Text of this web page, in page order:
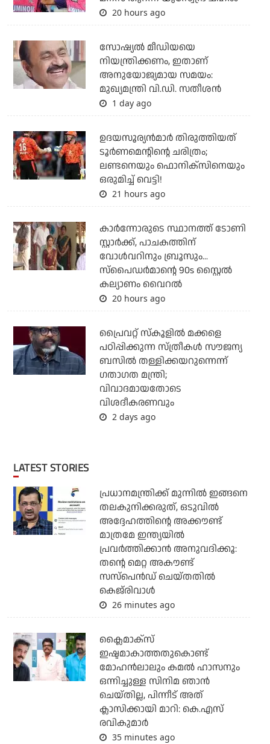
20 hours ago
സോഷ്യല്‍ മീഡിയയെ
നിയന്ത്രിക്കണം, ഇതാണ്
അനുയോജ്യമായ സമയം:
മുഖ്യമന്ത്രി വി.ഡി. സതീശന്‍
1 day ago
ഉദയസൂര്യന്‍മാര്‍ തിരുത്തിയത്
ടൂര്‍ണമെന്റിന്റെ ചരിത്രം;
ലണ്ടനെയും ഫൊനിക്‌സിനെയും
ഒരുമിച്ച് വെട്ടി!
21 hours ago
കാര്‍ന്നോരുടെ സ്ഥാനത്ത് ടോണി
സ്റ്റാര്‍ക്ക്, പാചകത്തിന്
വോള്‍വറിനും ബ്രൂസും...
സ്‌പൈഡര്‍മാന്റെ 90s സ്റ്റൈല്‍
കല്യാണം വൈറല്‍
20 hours ago
പ്രൈവറ്റ് സ്‌കൂളില്‍ മക്കളെ
പഠിപ്പിക്കുന്ന സ്ത്രീകള്‍ സൗജന്യ
ബസില്‍ തള്ളിക്കയറുന്നെന്ന്
ഗതാഗത മന്ത്രി;
വിവാദമായതോടെ
വിശദീകരണവും
2 days ago
LATEST STORIES
പ്രധാനമന്ത്രിക്ക് മുന്നില്‍ ഇങ്ങനെ
തലകുനിക്കരുത്, ഒടുവില്‍
അദ്ദേഹത്തിന്റെ അക്കൗണ്ട്
മാത്രമേ ഇന്ത്യയില്‍
പ്രവര്‍ത്തിക്കാന്‍ അനുവദിക്കൂ:
തന്റെ മെറ്റ അകൗണ്ട്
സസ്‌പെന്‍ഡ് ചെയ്തതില്‍
കെജ്‌രിവാള്‍
26 minutes ago
ക്ലൈമാക്‌സ്
ഇഷ്ടമാകാത്തതുകൊണ്ട്
മോഹന്‍ലാലും കമല്‍ ഹാസനും
ഒന്നിച്ചുള്ള സിനിമ ഞാന്‍
ചെയ്തില്ല, പിന്നീട് അത്
ക്ലാസിക്കായി മാറി: കെ.എസ്
രവികുമാര്‍
35 minutes ago